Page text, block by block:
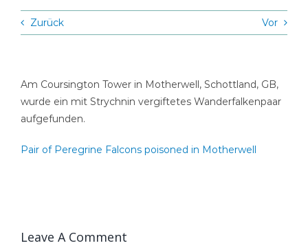
Zurück Vor
Am Coursington Tower in Motherwell, Schottland, GB,
wurde ein mit Strychnin vergiftetes Wanderfalkenpaar
aufgefunden.
Pair of Peregrine Falcons poisoned in Motherwell
Leave A Comment